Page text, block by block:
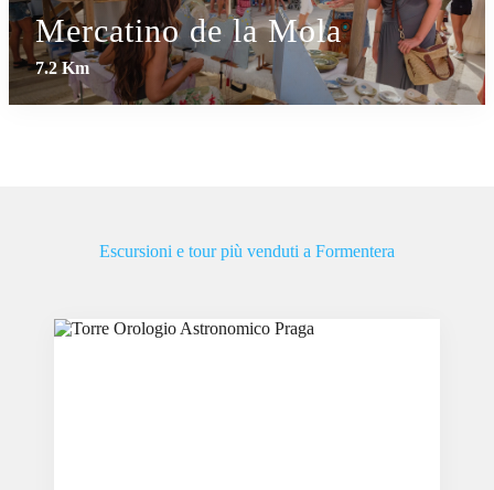
Mercatino de la Mola
7.2 Km
Escursioni e tour più venduti a Formentera